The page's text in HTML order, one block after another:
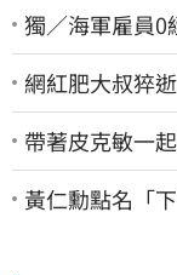
獨／海軍雇員
網紅肥大叔猝
帶著皮克敏一
黃仁勳點名「